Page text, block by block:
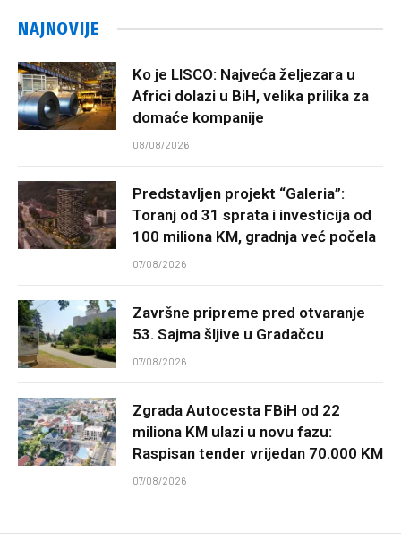
NAJNOVIJE
Ko je LISCO: Najveća željezara u
Africi dolazi u BiH, velika prilika za
domaće kompanije
08/08/2026
Predstavljen projekt “Galeria”:
Toranj od 31 sprata i investicija od
100 miliona KM, gradnja već počela
07/08/2026
Završne pripreme pred otvaranje
53. Sajma šljive u Gradačcu
07/08/2026
Zgrada Autocesta FBiH od 22
miliona KM ulazi u novu fazu:
Raspisan tender vrijedan 70.000 KM
07/08/2026